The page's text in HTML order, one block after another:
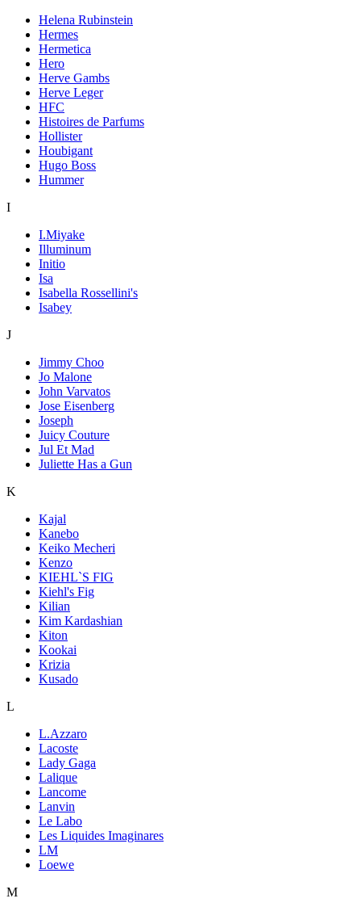
Helena Rubinstein
Hermes
Hermetica
Hero
Herve Gambs
Herve Leger
HFC
Histoires de Parfums
Hollister
Houbigant
Hugo Boss
Hummer
I
I.Miyake
Illuminum
Initio
Isa
Isabella Rossellini's
Isabey
J
Jimmy Choo
Jo Malone
John Varvatos
Jose Eisenberg
Joseph
Juicy Couture
Jul Et Mad
Juliette Has a Gun
K
Kajal
Kanebo
Keiko Mecheri
Kenzo
KIEHL`S FIG
Kiehl's Fig
Kilian
Kim Kardashian
Kiton
Kookai
Krizia
Kusado
L
L.Azzaro
Lacoste
Lady Gaga
Lalique
Lancome
Lanvin
Le Labo
Les Liquides Imaginares
LM
Loewe
M